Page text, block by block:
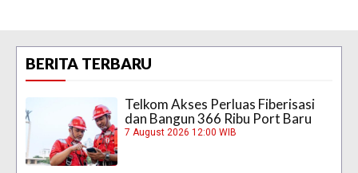
BERITA TERBARU
Telkom Akses Perluas Fiberisasi
dan Bangun 366 Ribu Port Baru
7 August 2026 12:00 WIB